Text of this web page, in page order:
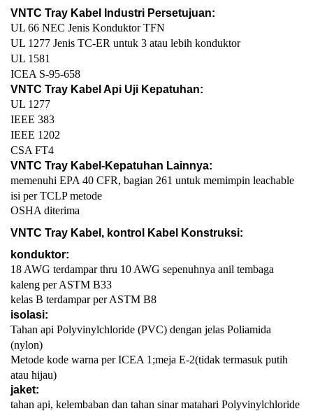
VNTC Tray Kabel Industri Persetujuan:
UL 66 NEC Jenis Konduktor TFN
UL 1277 Jenis TC-ER untuk 3 atau lebih konduktor
UL 1581
ICEA S-95-658
VNTC Tray Kabel Api Uji Kepatuhan:
UL 1277
IEEE 383
IEEE 1202
CSA FT4
VNTC Tray Kabel-Kepatuhan Lainnya:
memenuhi EPA 40 CFR, bagian 261 untuk memimpin leachable
isi per TCLP metode
OSHA diterima
VNTC Tray Kabel, kontrol Kabel Konstruksi:
konduktor:
18 AWG terdampar thru 10 AWG sepenuhnya anil tembaga
kaleng per ASTM B33
kelas B terdampar per ASTM B8
isolasi:
Tahan api Polyvinylchloride (PVC) dengan jelas Poliamida
(nylon)
Metode kode warna per ICEA 1;meja E-2(tidak termasuk putih
atau hijau)
jaket:
tahan api, kelembaban dan tahan sinar matahari Polyvinylchloride